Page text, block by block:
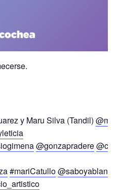
y Maru Silva (Tandil)
@gonzapradere
#mariCatullo@saboyablanca